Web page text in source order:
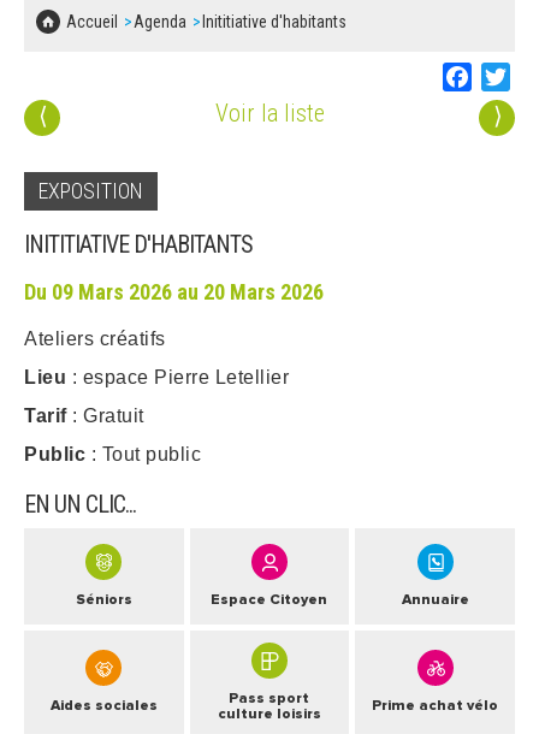
Accueil Agenda Inititiative d'habitants
⟨ Voir la liste ⟩
EXPOSITION
INITITIATIVE D'HABITANTS
Du 09 Mars 2026 au 20 Mars 2026
Ateliers créatifs
Lieu : espace Pierre Letellier
Tarif: Gratuit
Public : Tout public
EN UN CLIC...
Séniors Espace Citoyen Annuaire
Aides sociales
Pass sport
culture loisirs
Prime achat vélo
CONCERTATIONS PUBLIQUES
SOLIDARITÉ, LOGEMENT
SÉNIORS
EMPLOI
URBANISME
DECHETS
BESOIN D'UNE AIDE ?
LES ASSOCIATIONS
MARCHÉS PUBLICS
DOCUMENT D'INFORMATION COMMUNAL
DECLARATION DE DEMARCHAGE
DOSSIER DE DEMANDE DE SUBVENTION
DEMANDE DE PRÊT DE MATERIEL
FICHE D'ORGANISATION MANIFESTATION
ARRÊTÉS MUNICIPAUX
DÉLIBÉRATIONS